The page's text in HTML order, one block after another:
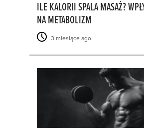
ILE KALORII SPALA MASAŻ?
NA METABOLIZM
3 miesiące ago